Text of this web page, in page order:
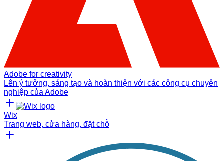
Adobe for creativity
Lên ý tưởng, sáng tạo và hoàn thiện với các công cụ chuyên
nghiệp của Adobe
Wix
Trang web, cửa hàng, đặt chỗ